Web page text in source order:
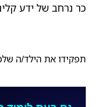
כר נרחב של ידע
תפקידו את הילד/ה